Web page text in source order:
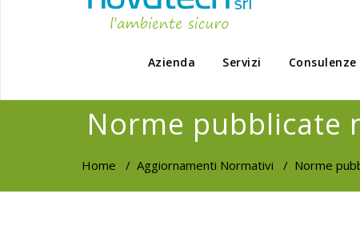
Azienda Servizi Consulenze
Norme pubblicate
Home / Aggiornamenti Normativi / Norme